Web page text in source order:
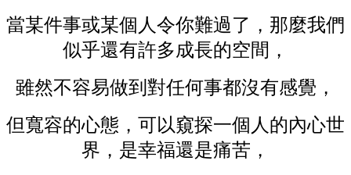
當某件事或某個人令你難過了，那麼我們
似乎還有許多成長的空間，
雖然不容易做到對任何事都沒有感覺，
但寬容的心態，可以窺探一個人的內心世
界，是幸福還是痛苦，